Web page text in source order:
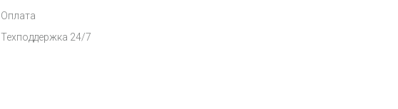
Оплата
Техподдержка 24/7